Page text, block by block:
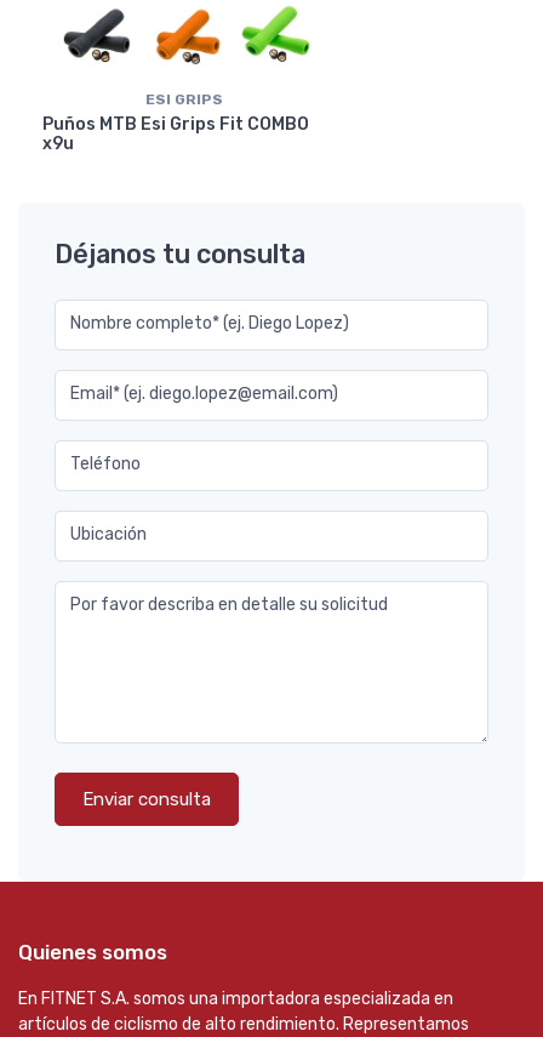
ESI GRIPS
Puños MTB Esi Grips Fit COMBO
x9u
Déjanos tu consulta
Nombre completo* (ej. Diego Lopez)
Email* (ej. diego.lopez@email.com)
Teléfono
Ubicación
Por favor describa en detalle su solicitud
Enviar consulta
Quienes somos
En FITNET S.A. somos una importadora especializada en
artículos de ciclismo de alto rendimiento. Representamos